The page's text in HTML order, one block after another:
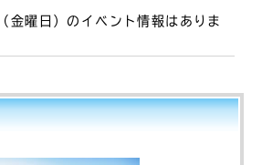
曜日）のイベント情報はありま